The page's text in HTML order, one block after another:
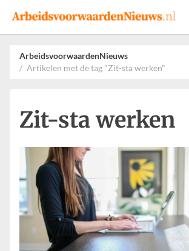
Events
Adverteren
Leveranciers
Werkgevers
ArbeidsvoorwaardenNieuws
Artikelen met de tag "Zit-sta werken"
Zit-sta werken